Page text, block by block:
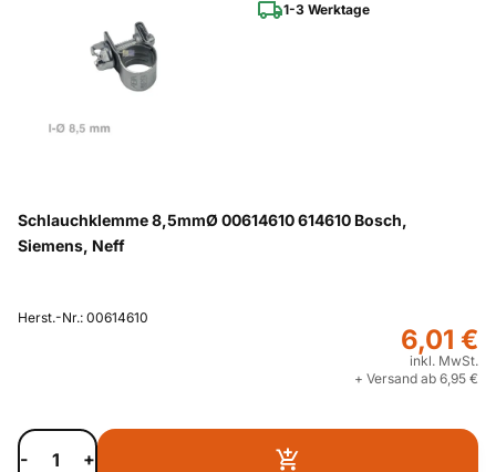
1-3 Werktage
Schlauchklemme 8,5mmØ 00614610 614610 Bosch,
Siemens, Neff
Herst.-Nr.: 00614610
6,01 €
inkl. MwSt.
+ Versand ab 6,95 €
- +